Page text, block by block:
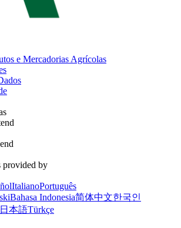
e Mercadorias Agrícolas
provided by
ItalianoPortuguês
Bahasa Indonesia简体中文한국인
日本語Türkçe